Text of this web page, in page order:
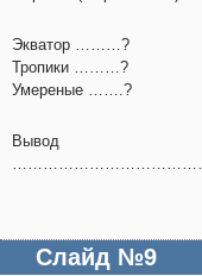
Экватор ………?
Тропики ………?
Умереные …….?
Вывод
Слайд №9